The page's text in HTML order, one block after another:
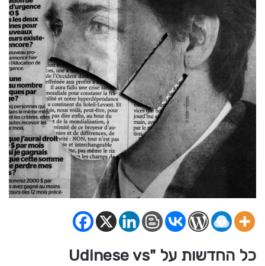
כל החדשות על "Udinese vs